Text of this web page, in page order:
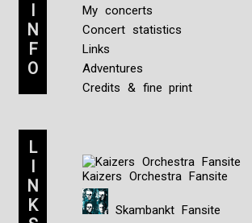
I
N
F
O
My concerts
Concert statistics
Links
Adventures
Credits & fine print
L
I
N
K
Kaizers Orchestra Fansite
Skambankt Fansite